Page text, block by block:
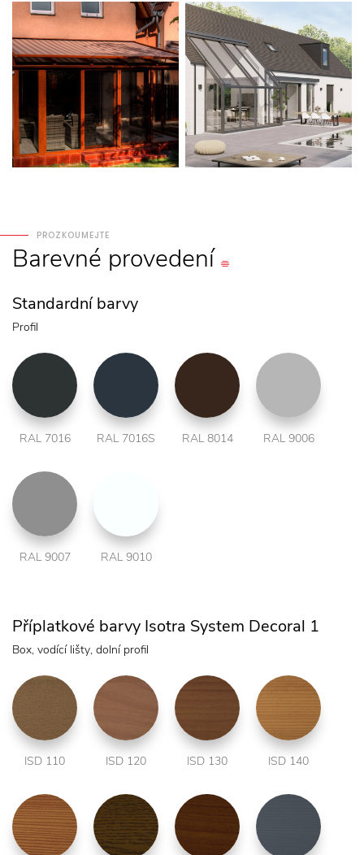
PROZKOUMEJTE
Barevné provedení
Standardní barvy
Profil
RAL 7016 RAL 7016S RAL 8014 RAL 9006
RAL 9007 RAL 9010
Příplatkové barvy Isotra System Decoral 1
Box, vodící lišty, dolní profil
ISD 110 ISD 120 ISD 130 ISD 140